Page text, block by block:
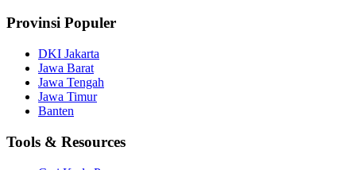
Provinsi Populer
DKI Jakarta
Jawa Barat
Jawa Tengah
Jawa Timur
Banten
Tools & Resources